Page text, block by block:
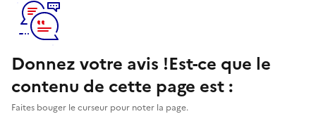
Donnez votre avis !Est-ce que le
contenu de cette page est :
Faites bouger le curseur pour noter la page.